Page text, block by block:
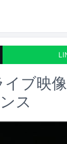
イブ映
ス